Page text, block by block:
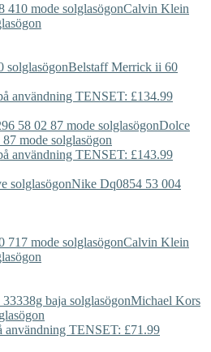
Calvin Klein
BelstaffMerrick ii 60
användning TENSET: £134.99
Dolce
mode solglasögon
användning TENSET: £143.99
Nike Dq0854 53 004
Calvin Klein
Michael Kors
användning TENSET: £71.99